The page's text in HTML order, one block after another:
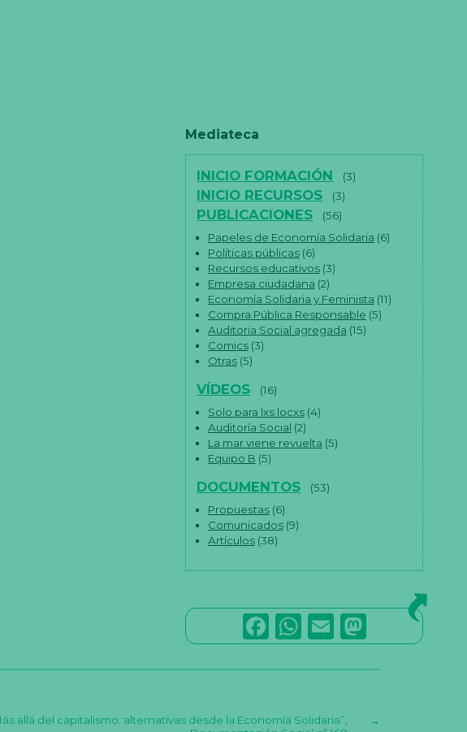
Mediateca
INICIO FORMACIÓN (3)
INICIO RECURSOS (3)
PUBLICACIONES
(56)
Papeles de Economía Solidaria (6)
Políticas públicas(6)
Recursos educativos(3)
Empresa ciudadana (2)
Economía Solidaria y Feminista (11)
Compra Pública Responsable (5)
Auditoria Social agregada (15)
Comics(3)
Otras(5)
VÍDEOS
(16)
Solo para lxs locxs(4)
Auditoría Social (2)
La mar viene revuelta (5)
Equipo B (5)
DOCUMENTOS
(53)
Propuestas(6)
Comunicados(9)
Artículos(38)
F
a
c
W
h
a
E
m
ai
a
st
→
allá del capitalismo: alternativas desde la Economía Solidaria”,